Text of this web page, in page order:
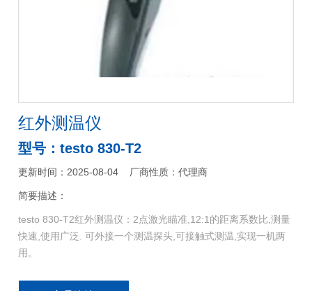
红外测温仪
型号：testo 830-T2
更新时间：2025-08-04 厂商性质：代理商
简要描述：
testo 830-T2红外测温仪：2点激光瞄准,12:1的距离系数比,测量
快速,使用广泛. 可外接一个测温探头,可接触式测温,实现一机两
用。